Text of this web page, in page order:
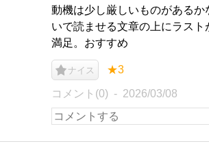
動機は少し厳しいものがある
いで読ませる文章の上にラスト
満足。おすすめ
ナイス ★3
コメント(0) 2026/03/08